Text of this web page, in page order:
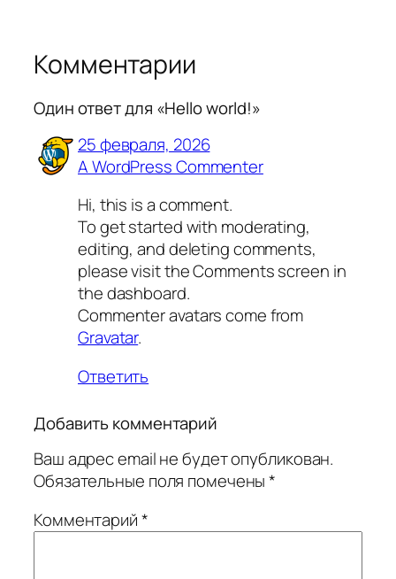
Комментарии
Один ответ для «Hello world!»
25 февраля, 2026
A WordPress Commenter
Hi, this is a comment.
To get started with moderating,
editing, and deleting comments,
please visit the Comments screen in
the dashboard.
Commenter avatars come from
Gravatar.
Ответить
Добавить комментарий
Ваш адрес email не будет опубликован.
Обязательные поля помечены*
Комментарий*